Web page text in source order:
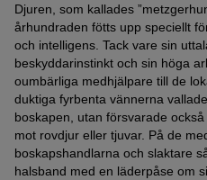
Djuren, som kallades
århundraden fötts upp speciellt
och intelligens. Tack vare sin
beskyddarinstinkt och sin höga
oumbärliga medhjälpare till de
duktiga fyrbenta vännerna
boskapen, utan försvarade
mot rovdjur eller tjuvar. På de
boskapshandlarna och slaktare
halsband med en läderpåse om